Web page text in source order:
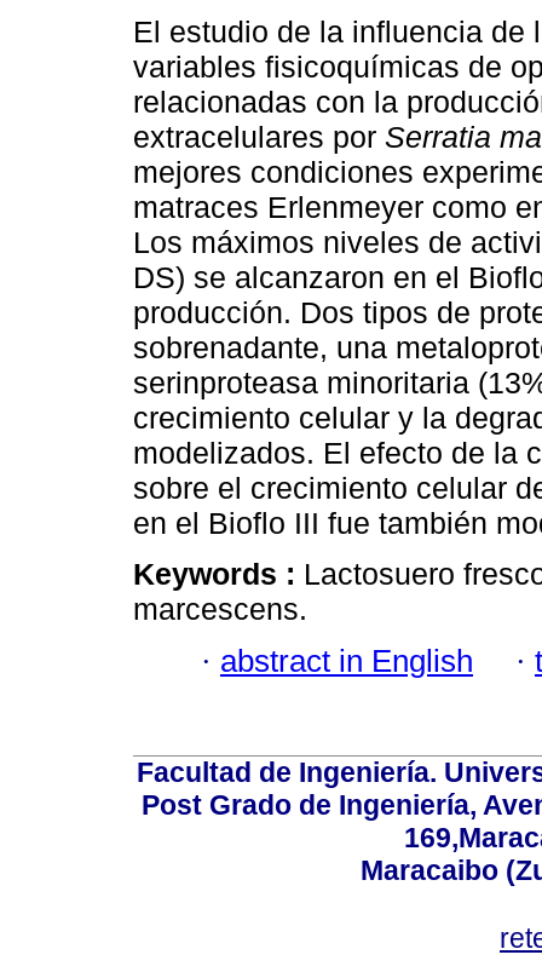
El estudio de la influencia de
variables fisicoquímicas de
relacionadas con la
extracelulares por Serratia
mejores condiciones
matraces Erlenmeyer como
Los máximos niveles de
DS) se alcanzaron en el
producción. Dos tipos de
sobrenadante, una
serinproteasa minoritaria
crecimiento celular y la
modelizados. El efecto de la
sobre el crecimiento celular
en el Bioflo III fue también
Keywords : Lactosuero
marcescens.
· abstract in English ·
Facultad de Ingeniería.
Post Grado de Ingeniería,
Maracaibo